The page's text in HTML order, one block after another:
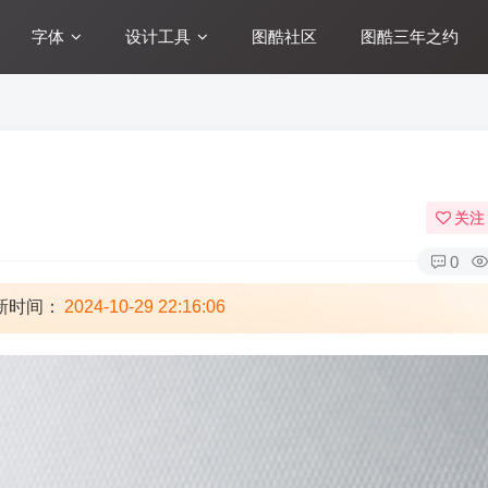
字体 设计工具 图酷社区 图酷三年之约
关注
0
间： 2024-10-29 22:16:06